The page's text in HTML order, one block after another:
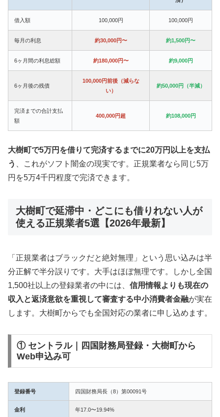
借入額 100,000円 100,000円
毎月の利息 約30,000円〜 約1,500円〜
6ヶ月間の利息総額 約180,000円〜 約9,000円
6ヶ月後の残債
100,000円前後（減らな
い）
約50,000円（半減）
完済までの合計支払
額
400,000円超 約108,000円
大樹町で5万円を借りて完済するまでに20万円以上を支払
う
、これがソフト闇金の現実です。正規業者なら同じ5万
円を5万4千円程度で完済できます。
大樹町で延滞中・どこにも借りれない人が
使える正規業者5選【2026年最新】
「正規業者はブラックだと絶対無理」という思い込みは半
分正解で半分誤りです。大手はほぼ無理です。しかし全国
1,500社以上の登録業者の中には、 信用情報よりも現在の
収入と返済意欲を重視して審査する中小消費者金融が実在
します。大樹町からでも全国対応の業者に申し込めます。
① セントラル｜四国財務局登録・大樹町から
Web申込み可
登録番号 四国財務局長（8）第00091号
金利 年17.0〜19.94%